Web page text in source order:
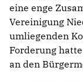
eine enge
Vereinigung
umliegenden
Forderung
an den